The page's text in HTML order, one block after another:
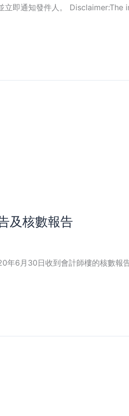
立即通知發件人。
及核數報告
6月30日收到會計師樓的核數報